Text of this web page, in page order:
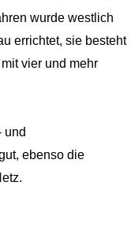
wurde westlich
errichtet, sie besteht
vier und mehr
und
ebenso die